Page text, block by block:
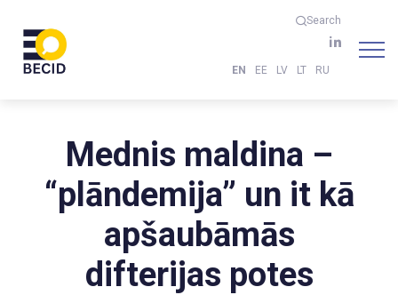
Search
EN EE LV LT RU
Mednis maldina –
“plāndemija” un it kā
apšaubāmās
difterijas potes